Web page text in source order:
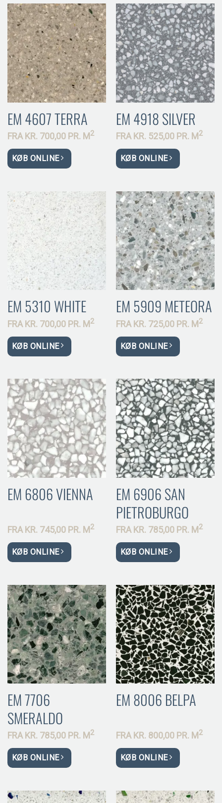
EM 4607 TERRA
FRA KR. 700,00 PR. M 2
KØB ONLINE
EM 4918 SILVER
FRA KR. 525,00 PR. M 2
KØB ONLINE
EM 5310 WHITE
FRA KR. 700,00 PR. M2
KØB ONLINE
EM 5909 METEORA
FRA KR. 725,00 PR. M2
KØB ONLINE
EM 6806 VIENNA
FRA KR. 745,00 PR. M 2
KØB ONLINE
EM 6906 SAN
PIETROBURGO
FRA KR. 785,00 PR. M 2
KØB ONLINE
EM 7706
SMERALDO
FRA KR. 785,00 PR. M 2
KØB ONLINE
EM 8006 BELPA
FRA KR. 800,00 PR. M 2
KØB ONLINE